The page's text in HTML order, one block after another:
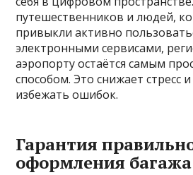
путешественников и людей,
привыкли активно
электронными сервисами,
аэропорту остаётся самым
способом. Это снижает стресс
избежать ошибок.
Гарантия
оформления багажа